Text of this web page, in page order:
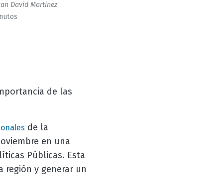
David Martinez
de las
de la
en una
Públicas. Esta
y generar un